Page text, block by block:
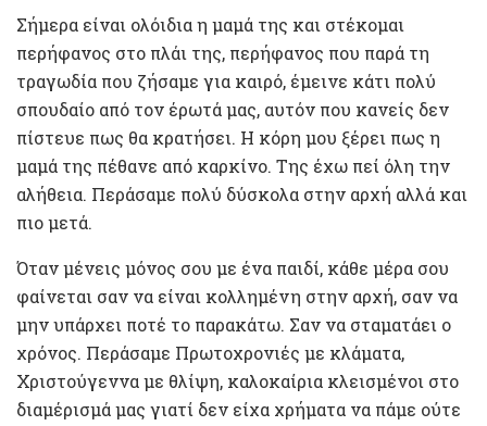
Σήμερα είναι ολόιδια η μαμά της και στέκομαι
περήφανος στο πλάι της, περήφανος που παρά τη
τραγωδία που ζήσαμε για καιρό, έμεινε κάτι πολύ
σπουδαίο από τον έρωτά μας, αυτόν που κανείς δεν
πίστευε πως θα κρατήσει. Η κόρη μου ξέρει πως η
μαμά της πέθανε από καρκίνο. Της έχω πεί όλη την
αλήθεια. Περάσαμε πολύ δύσκολα στην αρχή αλλά και
πιο μετά.
Όταν μένεις μόνος σου με ένα παιδί, κάθε μέρα σου
φαίνεται σαν να είναι κολλημένη στην αρχή, σαν να
μην υπάρχει ποτέ το παρακάτω. Σαν να σταματάει ο
χρόνος. Περάσαμε Πρωτοχρονιές με κλάματα,
Χριστούγεννα με θλίψη, καλοκαίρια κλεισμένοι στο
διαμέρισμά μας γιατί δεν είχα χρήματα να πάμε ούτε